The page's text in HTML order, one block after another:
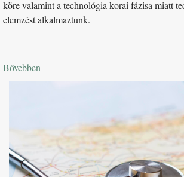
köre valamint a technológia korai fázisa miatt
elemzést alkalmaztunk.
Bővebben